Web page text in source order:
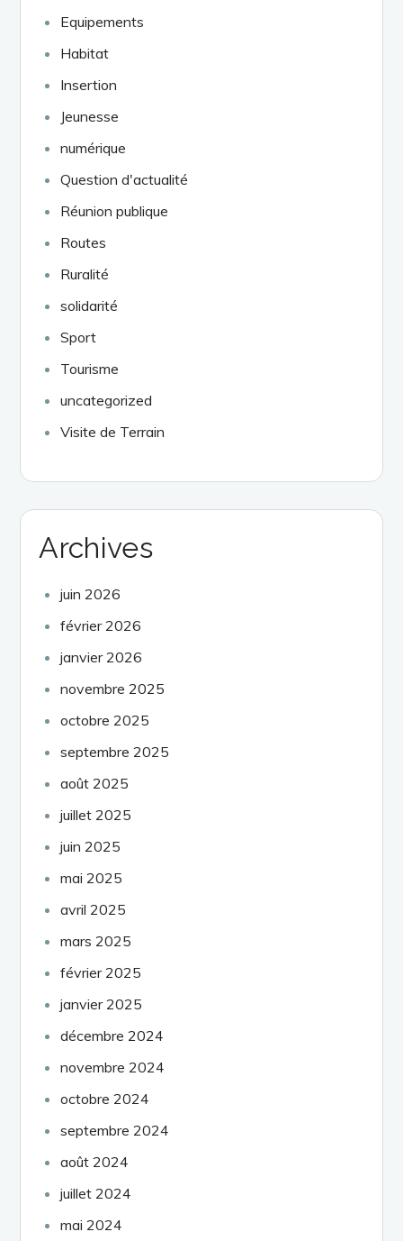
Equipements
Habitat
Insertion
Jeunesse
numérique
Question d'actualité
Réunion publique
Routes
Ruralité
solidarité
Sport
Tourisme
uncategorized
Visite de Terrain
Archives
juin 2026
février 2026
janvier 2026
novembre 2025
octobre 2025
septembre 2025
août 2025
juillet 2025
juin 2025
mai 2025
avril 2025
mars 2025
février 2025
janvier 2025
décembre 2024
novembre 2024
octobre 2024
septembre 2024
août 2024
juillet 2024
mai 2024